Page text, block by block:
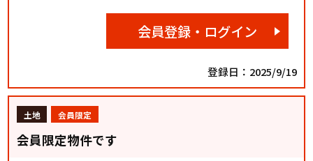
会員登録・ログイン
登録日：2025/9/19
土地 会員限定
会員限定物件です